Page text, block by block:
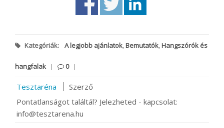
Kategóriák: A legjobb ajánlatok,Bemutatók,Hangszórók és
hangfalak | 0 |
Tesztaréna
Szerző
Pontatlanságot találtál? Jelezheted - kapcsolat:
info@tesztarena.hu